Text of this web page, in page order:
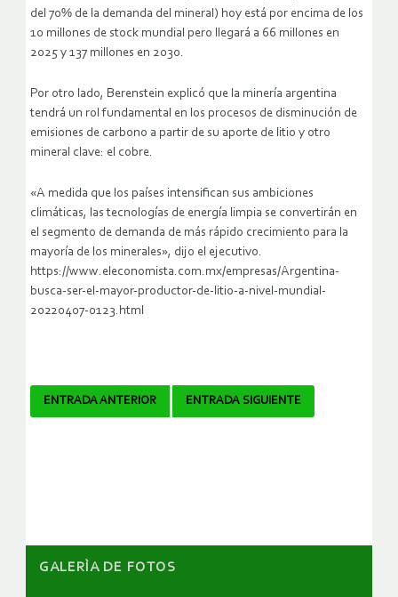
del 70% de la demanda del mineral) hoy está por encima de los
10 millones de stock mundial pero llegará a 66 millones en
2025 y 137 millones en 2030.
Por otro lado, Berenstein explicó que la minería argentina
tendrá un rol fundamental en los procesos de disminución de
emisiones de carbono a partir de su aporte de litio y otro
mineral clave: el cobre.
«A medida que los países intensifican sus ambiciones
climáticas, las tecnologías de energía limpia se convertirán en
el segmento de demanda de más rápido crecimiento para la
mayoría de los minerales», dijo el ejecutivo.
https://www.eleconomista.com.mx/empresas/Argentina-
busca-ser-el-mayor-productor-de-litio-a-nivel-mundial-
20220407-0123.html
Navegador
ENTRADA ANTERIOR ENTRADA SIGUIENTE
GALERÌA DE FOTOS